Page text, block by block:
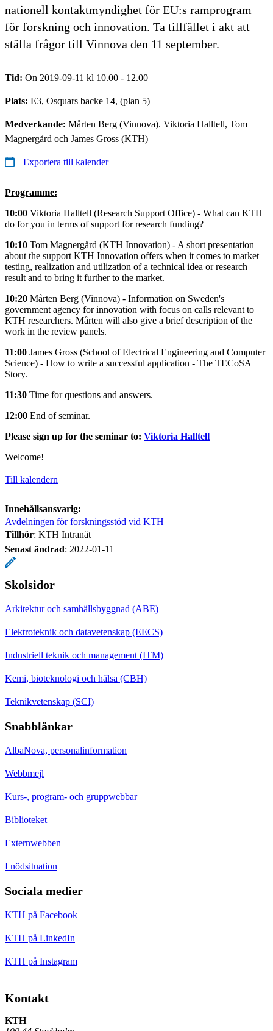
nationell kontaktmyndighet för EU:s ramprogram
för forskning och innovation. Ta tillfället i akt att
ställa frågor till Vinnova den 11 september.
Tid: On 2019-09-11 kl 10.00 - 12.00
Plats: E3, Osquars backe 14, (plan 5)
Medverkande: Mårten Berg (Vinnova). Viktoria Halltell, Tom
Magnergård och James Gross (KTH)
Exportera till kalender
Programme:
10:00 Viktoria Halltell (Research Support Office) - What can KTH
do for you in terms of support for research funding?
10:10 Tom Magnergård (KTH Innovation) - A short presentation
about the support KTH Innovation offers when it comes to market
testing, realization and utilization of a technical idea or research
result and to bring it further to the market.
10:20 Mårten Berg (Vinnova) - Information on Sweden's
government agency for innovation with focus on calls relevant to
KTH researchers. Mårten will also give a brief description of the
work in the review panels.
11:00 James Gross (School of Electrical Engineering and Computer
Science) - How to write a successful application - The TECoSA
Story.
11:30 Time for questions and answers.
12:00 End of seminar.
Please sign up for the seminar to: Viktoria Halltell
Welcome!
Till kalendern
Innehållsansvarig:
Avdelningen för forskningsstöd vid KTH
Tillhör: KTH Intranät
Senast ändrad: 2022-01-11
Skolsidor
Arkitektur och samhällsbyggnad (ABE)
Elektroteknik och datavetenskap (EECS)
Industriell teknik och management (ITM)
Kemi, bioteknologi och hälsa (CBH)
Teknikvetenskap (SCI)
Snabblänkar
AlbaNova, personalinformation
Webbmejl
Kurs-, program- och gruppwebbar
Biblioteket
Externwebben
I nödsituation
Sociala medier
KTH på Facebook
KTH på LinkedIn
KTH på Instagram
Kontakt
KTH